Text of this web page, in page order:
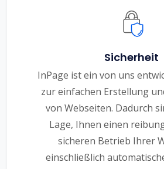
Sicherheit
InPage ist ein von uns
zur einfachen Erstellung
von Webseiten. Dadurch
Lage, Ihnen einen
sicheren Betrieb Ihrer
einschließlich